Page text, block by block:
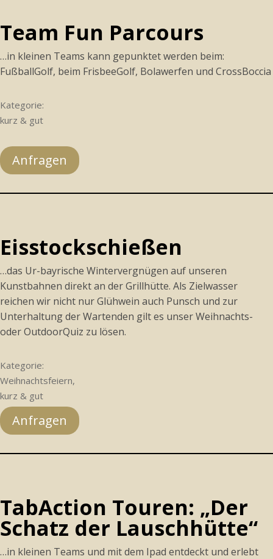
Team Fun Parcours
…in kleinen Teams kann gepunktet werden beim:
FußballGolf, beim FrisbeeGolf, Bolawerfen und CrossBoccia
Kategorie:
kurz & gut
Anfragen
Eisstockschießen
…das Ur-bayrische Wintervergnügen auf unseren
Kunstbahnen direkt an der Grillhütte. Als Zielwasser
reichen wir nicht nur Glühwein auch Punsch und zur
Unterhaltung der Wartenden gilt es unser Weihnachts-
oder OutdoorQuiz zu lösen.
Kategorie:
Weihnachtsfeiern,
kurz & gut
Anfragen
TabAction Touren: „Der
Schatz der Lauschhütte“
…in kleinen Teams und mit dem Ipad entdeckt und erlebt